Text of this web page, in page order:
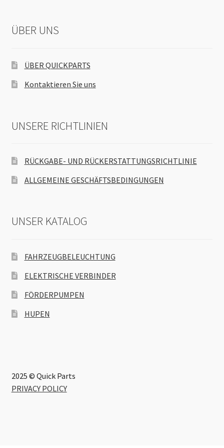
ÜBER UNS
ÜBER QUICKPARTS
Kontaktieren Sie uns
UNSERE RICHTLINIEN
RÜCKGABE- UND RÜCKERSTATTUNGSRICHTLINIE
ALLGEMEINE GESCHÄFTSBEDINGUNGEN
UNSER KATALOG
FAHRZEUGBELEUCHTUNG
ELEKTRISCHE VERBINDER
FÖRDERPUMPEN
HUPEN
2025 © Quick Parts
PRIVACY POLICY